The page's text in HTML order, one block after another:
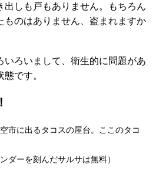
出しも戸もありません。もちろん
ものはありません、盗まれますか
いろいまして、衛生的に問題があ
です。
市に出るタコスの屋台。ここのタコ
ダーを刻んだサルサは無料）